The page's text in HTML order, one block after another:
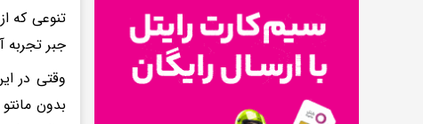
تنوعی که
جبر
وقتی در
بدون